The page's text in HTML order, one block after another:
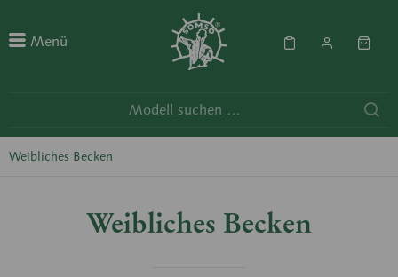
Menü
Weibliches Becken
Weibliches Becken